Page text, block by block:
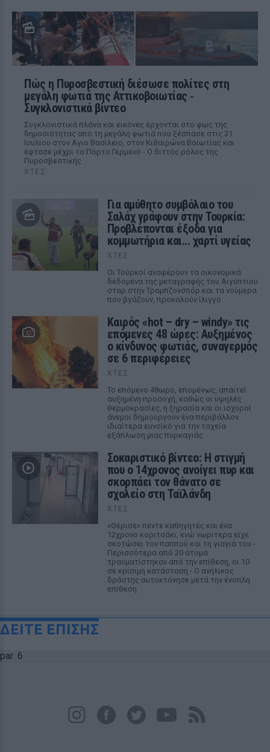
Πώς η Πυροσβεστική διέσωσε πολίτες στη
μεγάλη φωτιά της Αττικοβοιωτίας ‑
Συγκλονιστικά βίντεο
Συγκλονιστικά πλάνα και εικόνες έρχονται στο φως της
δημοσιότητας από τη μεγάλη φωτιά που ξέσπασε στις 31
Ιουλίου στον Αγιο Βασίλειο, στον Κιθαιρώνα Βοιωτίας και
έφτασε μέχρι το Πόρτο Γερμενό - Ο διττός ρόλος της
Πυροσβεστικής
ΧΤΕΣ
Για αμύθητο συμβόλαιο του
Σαλάχ γράφουν στην Τουρκία:
Προβλέπονται έξοδα για
κομμωτήρια και... χαρτί υγείας
ΧΤΕΣ
Οι Τούρκοί αναφέρουν τα οικονομικά
δεδομένα της μεταγραφής του Αιγύπτιου
σταρ στην Τραμπζονσπόρ και τα νούμερα
που βγάζουν, προκαλούν ίλιγγο
Καιρός «hot – dry – windy» τις
επόμενες 48 ώρες: Αυξημένος
ο κίνδυνος φωτιάς, συναγερμός
σε 6 περιφέρειες
ΧΤΕΣ
Το επόμενο 48ωρο, επομένως, απαιτεί
αυξημένη προσοχή, καθώς οι υψηλές
θερμοκρασίες, η ξηρασία και οι ισχυροί
άνεμοι δημιουργούν ένα περιβάλλον
ιδιαίτερα ευνοϊκό για την ταχεία
εξάπλωση μιας πυρκαγιάς
Σοκαριστικό βίντεο: Η στιγμή
που ο 14χρονος ανοίγει πυρ και
σκορπάει τον θάνατο σε
σχολείο στη Ταϊλάνδη
ΧΤΕΣ
«Θέρισε» πέντε καθηγητές και ένα
12χρονο κοριτσάκι, ενώ νωρίτερα είχε
σκοτώσει τον παππού και τη γιαγιά του -
Περισσότερα από 20 άτομα
τραυματίστηκαν από την επίθεση, οι 10
σε κρίσιμη κατάσταση - Ο ανήλικος
δράστης αυτοκτόνησε μετά την ένοπλη
επίθεση
ΔΕΙΤΕ ΕΠΙΣΗΣ
par: 6